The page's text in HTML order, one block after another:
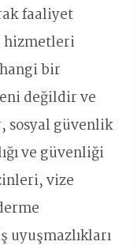
faaliyet
hizmetleri
bir
değildir ve
sosyal güvenlik
ve güvenliği
vize
uyuşmazlıkları